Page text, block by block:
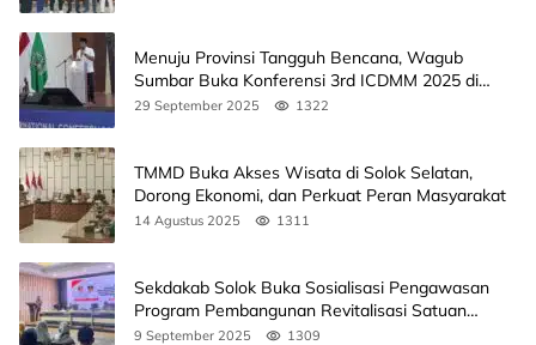
Menuju Provinsi Tangguh Bencana, Wagub
Sumbar Buka Konferensi 3rd ICDMM 2025 di
Unand
29 September 2025 1322
TMMD Buka Akses Wisata di Solok Selatan,
Dorong Ekonomi, dan Perkuat Peran Masyarakat
14 Agustus 2025 1311
Sekdakab Solok Buka Sosialisasi Pengawasan
Program Pembangunan Revitalisasi Satuan
Pendidikan
9 September 2025 1309